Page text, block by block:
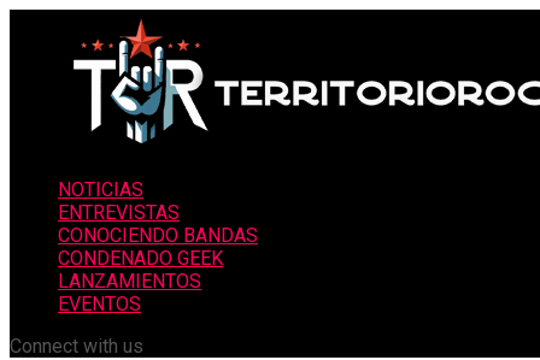
NOTICIAS
ENTREVISTAS
CONOCIENDO BANDAS
CONDENADO GEEK
LANZAMIENTOS
EVENTOS
Connect with us